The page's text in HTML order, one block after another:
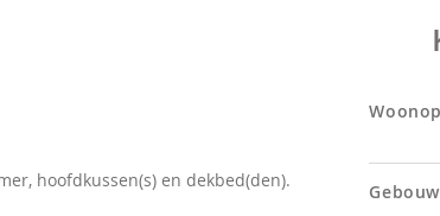
hoofdkussen(s) en dekbed(den).
Gebouw